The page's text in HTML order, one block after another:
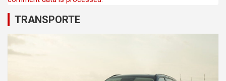
TRANSPORTE